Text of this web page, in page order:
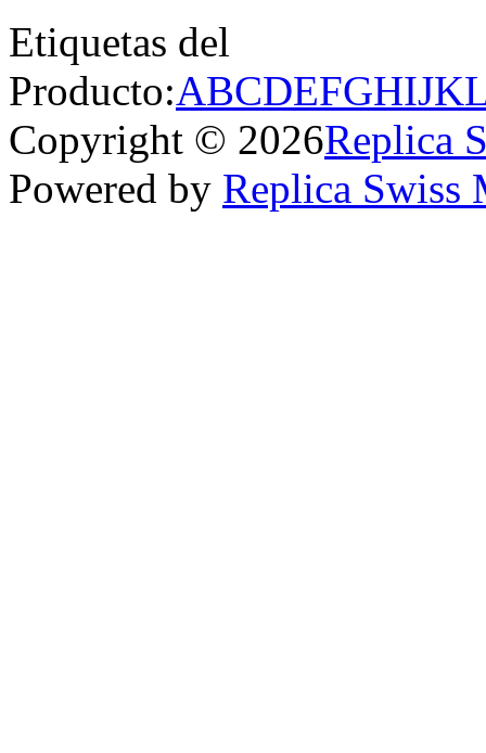
Etiquetas del
Producto:ABCDEFGHIJK
Copyright © 2026Replica
Powered by Replica Swiss